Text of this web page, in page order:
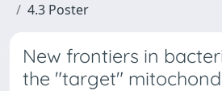
4.3 Poster
New frontiers in
the "target"